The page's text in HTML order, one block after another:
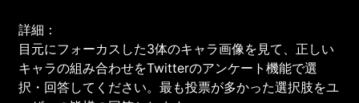
詳細：
目元にフォーカスした3体のキャラ画像を見て、正しい
キャラの組み合わせをTwitterのアンケート機能で選
択・回答してください。最も投票が多かった選択肢をユ